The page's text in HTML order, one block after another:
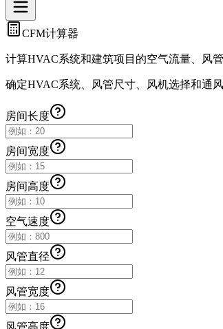
CFM计算器
计算HVAC系统和建筑项目的空气流量、风
确定HVAC系统、风管尺寸、风机选择和通
房间长度
房间宽度
房间高度
空气速度
风管直径
风管宽度
风管高度